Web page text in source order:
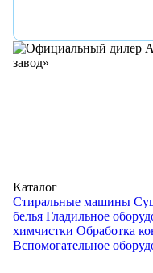
Каталог
Стиральные машины
белья Гладильное
химчистки Обработка
Вспомогательное